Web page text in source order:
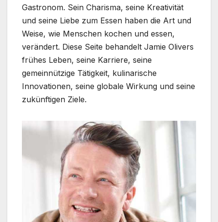
Gastronom. Sein Charisma, seine Kreativität
und seine Liebe zum Essen haben die Art und
Weise, wie Menschen kochen und essen,
verändert. Diese Seite behandelt Jamie Olivers
frühes Leben, seine Karriere, seine
gemeinnützige Tätigkeit, kulinarische
Innovationen, seine globale Wirkung und seine
zukünftigen Ziele.